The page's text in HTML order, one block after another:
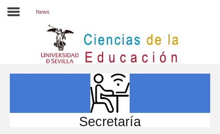
INVESTIGACIÓN
News
Secretaría